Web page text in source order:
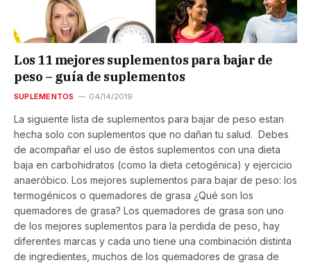
Los 11 mejores suplementos para bajar de
peso – guía de suplementos
SUPLEMENTOS 04/14/2019
La siguiente lista de suplementos para bajar de peso estan
hecha solo con suplementos que no dañan tu salud. Debes
de acompañar el uso de éstos suplementos con una dieta
baja en carbohidratos (como la dieta cetogénica) y ejercicio
anaeróbico. Los mejores suplementos para bajar de peso: los
termogénicos o quemadores de grasa ¿Qué son los
quemadores de grasa? Los quemadores de grasa son uno
de los mejores suplementos para la perdida de peso, hay
diferentes marcas y cada uno tiene una combinación distinta
de ingredientes, muchos de los quemadores de grasa de